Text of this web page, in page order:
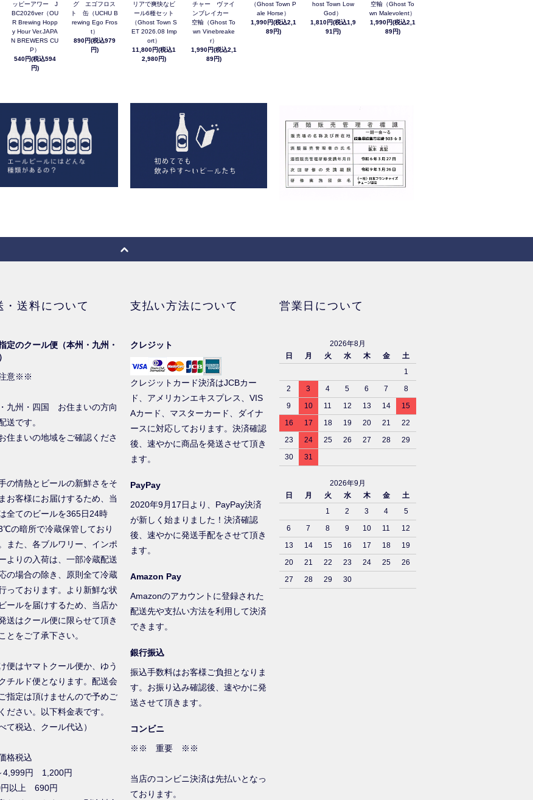
ッピーアワー J
BC2026ver（OU
R Brewing Hopp
y Hour Ver.JAPA
N BREWERS CU
P）
540円(税込594
円)
グ エゴフロス
ト 缶（UCHU B
rewing Ego Fros
t）
890円(税込979
円)
リアで爽快なビ
ール6種セット
（Ghost Town S
ET 2026.08 Imp
ort）
11,800円(税込1
2,980円)
チャー ヴァイ
ンブレイカー
空輸（Ghost To
wn Vinebreake
r）
1,990円(税込2,1
89円)
（Ghost Town P
ale Horse）
1,990円(税込2,1
89円)
host Town Low
God）
1,810円(税込1,9
91円)
空輸（Ghost To
wn Malevolent）
1,990円(税込2,1
89円)
・送料について
定のクール便（本州・九州・
意※※
九州・四国 お住まいの方向
送です。
住まいの地域をご確認くださ
の情熱とビールの新鮮さをそ
お客様にお届けするため、当
全てのビールを365日24時
の暗所で冷蔵保管しており
また、各ブルワリー、インポ
よりの入荷は、一部冷蔵配送
の場合の除き、原則全て冷蔵
っております。より新鮮な状
ールを届けするため、当店か
送はクール便に限らせて頂き
とをご了承下さい。
便はヤマトクール便か、ゆう
チルド便となります。配送会
指定は頂けませんので予めご
ださい。以下料金表です。
て税込、クール代込）
格税込
4,999円 1,200円
以上 690円
支払い方法について
クレジット
クレジットカード決済はJCBカー
ド、アメリカンエキスプレス、VIS
Aカード、マスターカード、ダイナ
ースに対応しております。決済確認
後、速やかに商品を発送させて頂き
ます。
PayPay
2020年9月17日より、PayPay決済
が新しく始まりました！決済確認
後、速やかに発送手配をさせて頂き
ます。
Amazon Pay
Amazonのアカウントに登録された
配送先や支払い方法を利用して決済
できます。
銀行振込
振込手数料はお客様ご負担となりま
す。お振り込み確認後、速やかに発
送させて頂きます。
コンビニ
※※ 重要 ※※
当店のコンビニ決済は先払いとなっ
ております。
営業日について
2026年8月
日
月 火 水 木 金
土
1
2
3 4 5 6 7
8
9
10 11 12 13 14
15
16
17 18 19 20 21
22
23
24 25 26 27 28
29
30
31
2026年9月
日
月 火 水 木 金
土
1
2 3 4
5
6
7 8 9 10 11
12
13
14 15 16 17 18
19
20
21 22 23 24 25
26
27
28 29 30